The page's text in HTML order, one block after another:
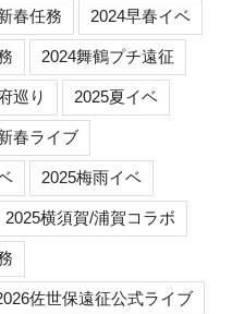
春任務 2024早春イベ
2024舞鶴プチ遠征
巡り 2025夏イベ
春ライブ
2025梅雨イベ
2025横須賀/浦賀コラボ
佐世保遠征公式ライブ